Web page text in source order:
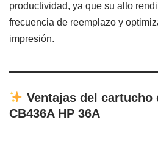
productividad, ya que su alto
frecuencia de reemplazo y
impresión.
Ventajas del cartucho
CB436A HP 36A